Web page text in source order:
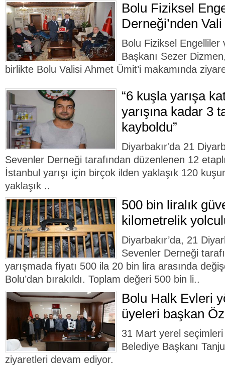
Bolu Fiziksel
Derneği’nden
Bolu Fiziksel
Başkanı Sezer
birlikte Bolu Valisi Ahmet Ümit’i makamında
“6 kuşla yarışa
yarışına kadar 3
kayboldu”
Diyarbakır'da 21
Sevenler Derneği tarafından düzenlenen 12
İstanbul yarışı için birçok ilden yaklaşık 120
yaklaşık ..
500 bin liralık
kilometrelik
Diyarbakır’da, 21
Sevenler Derneği
yarışmada fiyatı 500 ila 20 bin lira arasında
Bolu’dan bırakıldı. Toplam değeri 500 bin li..
Bolu Halk Evleri
üyeleri başkan
31 Mart yerel seçimleri
Belediye Başkanı
ziyaretleri devam ediyor.